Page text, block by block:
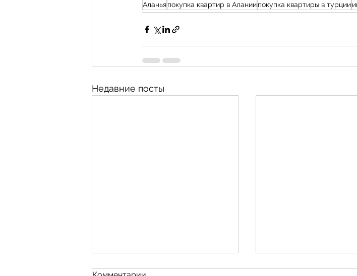
Аланьяпокупка квартир в Аланиипокупка квартиры в турции
Недавние посты